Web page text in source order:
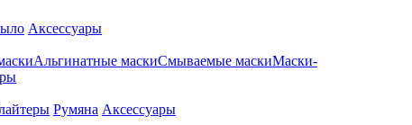
Аксессуары
Альгинатные маскиСмываемые маскиМаски-
Румяна Аксессуары